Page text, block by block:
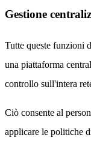
Gestione
Tutte queste funzioni
una piattaforma
controllo sull'intera
Ciò consente al
applicare le politiche